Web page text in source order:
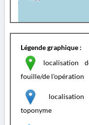
Légende graphique :
localisation
fouille/de l'opération
toponyme